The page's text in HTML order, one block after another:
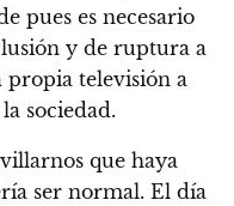
pues es necesario
y de ruptura a
propia televisión a
sociedad.
que haya
ser normal. El día